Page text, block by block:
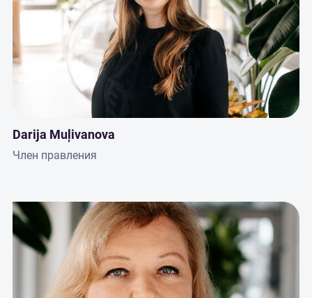
Darija Muļivanova
Член правления